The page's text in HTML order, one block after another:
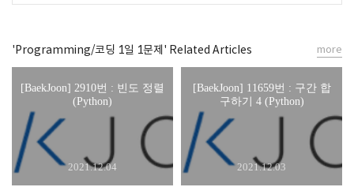
'Programming/코딩 1일 1문제' Related Articles
[BaekJoon] 2910번 : 빈도 정렬
(Python)
2021.12.04
[BaekJoon] 11659번 : 구간 합
구하기 4 (Python)
2021.12.03
more